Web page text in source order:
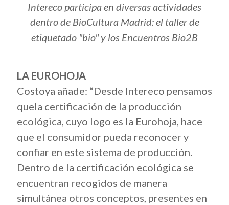
Intereco participa en diversas actividades
dentro de BioCultura Madrid: el taller de
etiquetado "bio" y los Encuentros Bio2B
LA EUROHOJA
Costoya añade: “Desde Intereco pensamos
quela certificación de la producción
ecológica, cuyo logo es la Eurohoja, hace
que el consumidor pueda reconocer y
confiar en este sistema de producción.
Dentro de la certificación ecológica se
encuentran recogidos de manera
simultánea otros conceptos, presentes en